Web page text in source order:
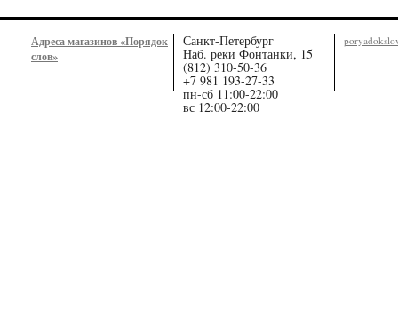
Адреса магазинов «Порядок
слов»
Санкт-Петербург
Наб. реки Фонтанки, 15
(812) 310-50-36
+7 981 193-27-33
пн-сб 11:00-22:00
вс 12:00-22:00